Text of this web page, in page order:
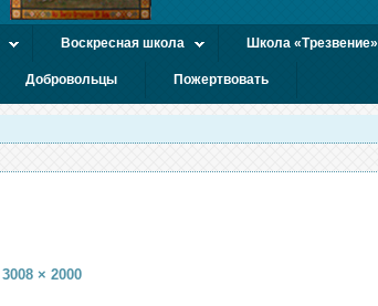
Воскресная школа Школа «Трезвение»
Добровольцы Пожертвовать
3008 × 2000